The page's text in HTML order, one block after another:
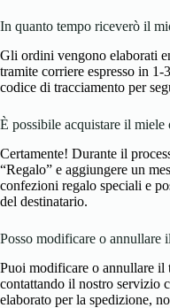
In quanto tempo riceverò il
Gli ordini vengono elaborati
tramite corriere espresso in
codice di tracciamento per
È possibile acquistare il miele
Certamente! Durante il
“Regalo” e aggiungere un
confezioni regalo speciali e
del destinatario.
Posso modificare o annullare
Puoi modificare o annullare il
contattando il nostro servizio
elaborato per la spedizione,